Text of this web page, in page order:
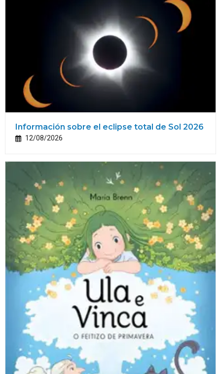
Información sobre el eclipse total de Sol 2026
12/08/2026